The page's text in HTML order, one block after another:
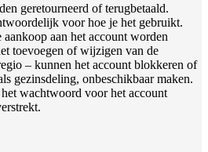
geretourneerd of terugbetaald.
voor hoe je het gebruikt.
aan het account worden
toevoegen of wijzigen van de
– kunnen het account blokkeren of
gezinsdeling, onbeschikbaar maken.
wachtwoord voor het account